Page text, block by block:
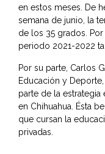
en estos meses. De
semana de junio, la
de los 35 grados.
periodo 2021-2022
Por su parte, Carlos
Educación y
parte de la estrategia
en Chihuahua. Ésta
que cursan la
privadas.